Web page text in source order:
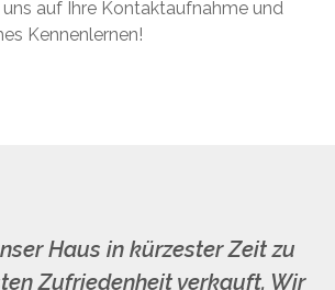
auf Ihre Kontaktaufnahme und
Kennenlernen!
Haus in kürzester Zeit zu
Zufriedenheit verkauft. Wir